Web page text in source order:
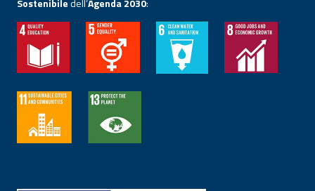
Sostenibiledell’Agenda 2030: